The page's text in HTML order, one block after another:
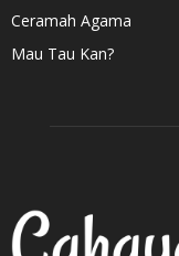
Ceramah Agama
Mau Tau Kan?